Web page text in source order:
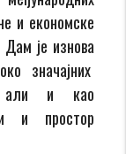
и економске
је изнова
значајних
али и као
и простор